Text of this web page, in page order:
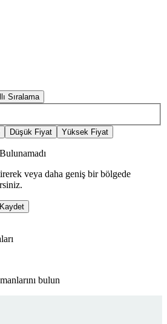
Sıralama
Düşük Fiyat Yüksek Fiyat
veya daha geniş bir bölgede
bulun